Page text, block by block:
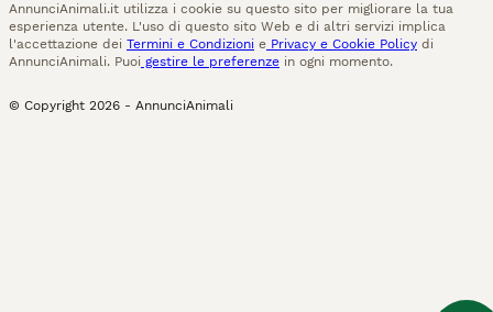
AnnunciAnimali.it utilizza i cookie su questo sito per migliorare la tua
esperienza utente. L'uso di questo sito Web e di altri servizi implica
l'accettazione dei Termini e Condizioni e Privacy e Cookie Policy di
AnnunciAnimali. Puoi gestire le preferenze in ogni momento.
© Copyright 2026 - AnnunciAnimali